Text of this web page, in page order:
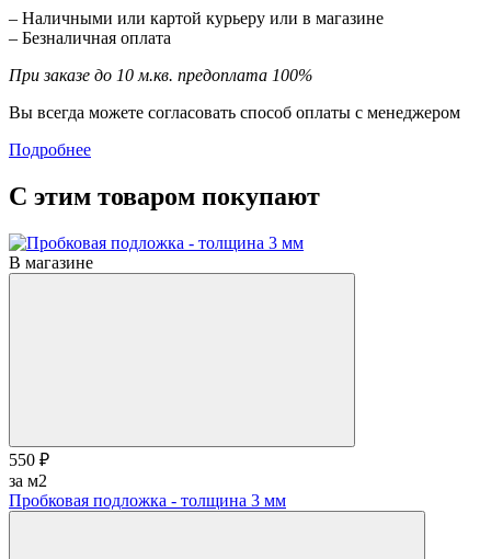
– Наличными или картой курьеру или в магазине
– Безналичная оплата
При заказе до 10 м.кв. предоплата 100%
Вы всегда можете согласовать способ оплаты с менеджером
Подробнее
С этим товаром покупают
В магазине
550 ₽
за м2
Пробковая подложка - толщина 3 мм